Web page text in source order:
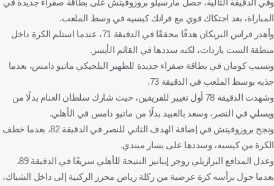
المباراة، بعد احتكاك قوي مع فرانك كيسيه في وسط الملعب.
وأهدر فراس البريكان هدفًا محققًا في الدقيقة 71، عندما استلم الكرة داخل
منطقة الست ياردات، لكنه سددها في القائم الأيسر.
وتسبب كومان في بطاقة صفراء جديدة للظهير البلجيكي ماتيو دامس، بعدما
جذبه بوسط الملعب في الدقيقة 73.
وشهدت الدقيقة 78 أول تغيير للفريقين، حيث شارك سلطان الغنام بدلًا من
ويسلي في النصر، وسعد بالعبيد بدلًا من ماتيو دامس في الأهلي.
ونجح بروزوفيتش في إضافة الهدف الثاني للنصر في الدقيقة 82، بعدما خطف
الكرة من كيسيه، وسددها على يسار ميندي.
وعدل المدافع البرازيلي روجر إيبانيز النتيجة للأهلي سريعًا في الدقيقة 89،
بعدما حول برأسه كرة عرضية من ركلة رياض محرز الركنية إلى داخل الشباك،